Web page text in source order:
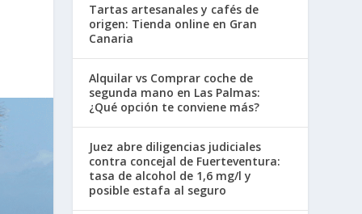
Tartas artesanales y cafés de
origen: Tienda online en Gran
Canaria
Alquilar vs Comprar coche de
segunda mano en Las Palmas:
¿Qué opción te conviene más?
Juez abre diligencias judiciales
contra concejal de Fuerteventura:
tasa de alcohol de 1,6 mg/l y
posible estafa al seguro